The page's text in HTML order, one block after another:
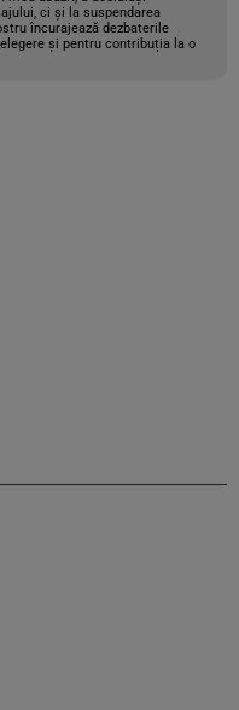
ci și la suspendarea
încurajează dezbaterile
și pentru contribuția la o